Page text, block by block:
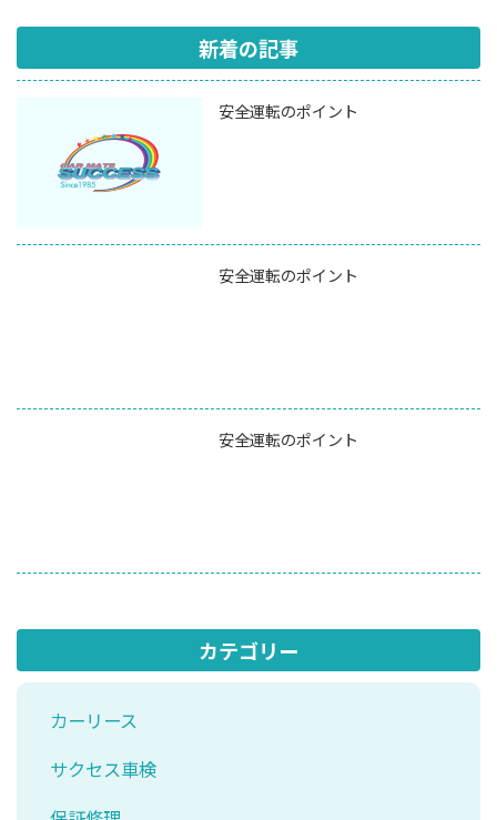
新着の記事
安全運転のポイント
安全運転のポイント
安全運転のポイント
カテゴリー
カーリース
サクセス車検